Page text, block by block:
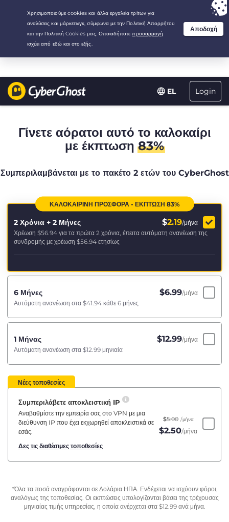
EL Login
Your choice:The Best Dealfor 2.1666666666667-years at $
/month
Γίνετε αόρατοι αυτό το καλοκαίρι
με έκπτωση83%
Συμπεριλαμβάνεται με το πακέτο 2 ετών του CyberGhost
ΚΑΛΟΚΑΙΡΙΝΉ ΠΡΟΣΦΟΡΆ - ΈΚΠΤΩΣΗ 83%
2 Χρόνια + 2 Μήνες $2.19/μήνα
Χρέωση $56.94 για τα πρώτα 2 χρόνια, έπειτα αυτόματη ανανέωση της
συνδρομής με χρέωση $56.94 ετησίως
6 Μήνες $6.99/μήνα
Αυτόματη ανανέωση στα $41.94 κάθε 6 μήνες
1 Μήνας $12.99/μήνα
Αυτόματη ανανέωση στα $12.99 μηνιαία
Νέες τοποθεσίες
Συμπεριλάβετε αποκλειστική IP
Αναβαθμίστε την εμπειρία σας στο VPN με μια
διεύθυνση IP που έχει εκχωρηθεί αποκλειστικά σε
εσάς.
Δες τις διαθέσιμες τοποθεσίες
$5.00 /μήνα
$2.50/μήνα
*Όλα τα ποσά αναγράφονται σε Δολάρια ΗΠΑ. Ενδέχεται να ισχύουν φόροι,
αναλόγως της τοποθεσίας. Οι εκπτώσεις υπολογίζονται βάσει της τρέχουσας
μηνιαίας τιμής υπηρεσίας, η οποία ανέρχεται στα $12.99ανά μήνα.